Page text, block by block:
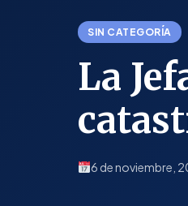
SIN CATEGORÍA
La
6 de noviembre,